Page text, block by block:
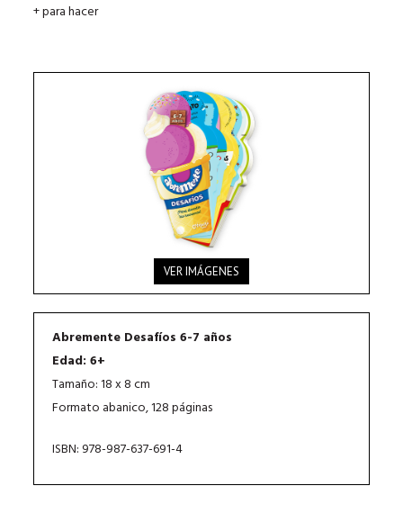
+ para hacer
VER IMÁGENES
Abremente Desafíos 6-7 años
Edad: 6+
Tamaño: 18 x 8 cm
Formato abanico, 128 páginas
ISBN: 978-987-637-691-4